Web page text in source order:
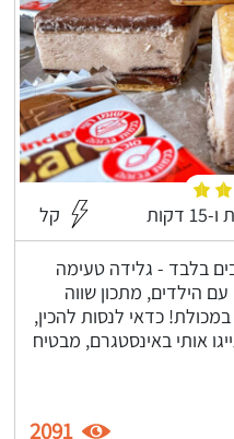
קל
קארדס מ-3 מרכיבים בלבד - גלידה טעימה
הילדים, מתכון שווה
כדאי לנסות להכין,
אותי באינסטגרם, מבטיח
2091